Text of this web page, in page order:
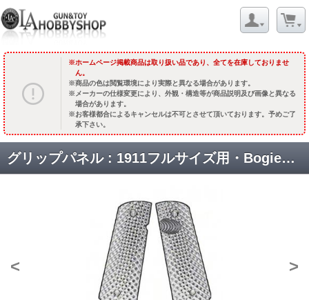
ホームページ掲載商品は取り扱い品であり、全てを在庫しておりませ
ん。
商品の色は閲覧環境により実際と異なる場合があります。
メーカーの仕様変更により、外観・構造等が商品説明及び画像と異なる
場合があります。
お客様都合によるキャンセルは不可とさせて頂いております。予めご了
承下さい。
グリップパネル : 1911フルサイズ用・Bogies 【ソリッドブラック】 [品切中.輸入待ち]
< >